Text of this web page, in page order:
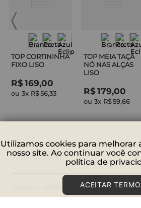
TOP CORTININHA
FIXO LISO
R$169,00
ou 3x R$56,33
TOP MEIA TAÇA
NÓ NAS ALÇAS
LISO
R$179,00
ou 3x R$59,66
INSTITUCIONAL
Utilizamos cookies para melhorar
nosso site. Ao continuar você
política de
ACEITAR